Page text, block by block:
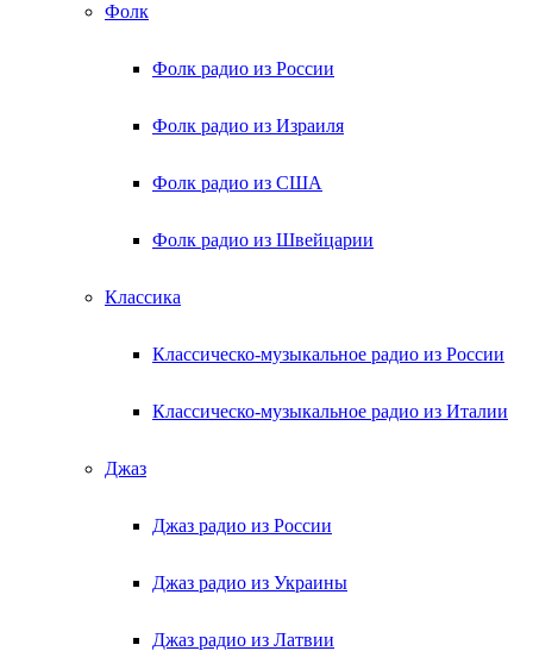
Фолк
Фолк радио из России
Фолк радио из Израиля
Фолк радио из США
Фолк радио из Швейцарии
Классика
Классическо-музыкальное радио из России
Классическо-музыкальное радио из Италии
Джаз
Джаз радио из России
Джаз радио из Украины
Джаз радио из Латвии